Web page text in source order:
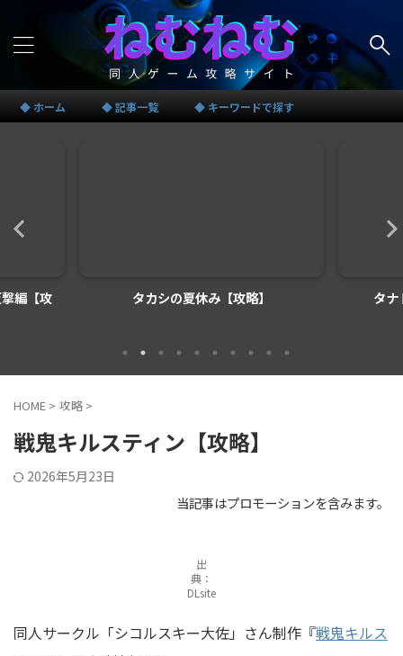
◆ ホーム ◆ 記事一覧 ◆ キーワードで探す
タナトス-Thanatos-【攻略】 【攻略
HOME > 攻略 >
戦鬼キルスティン【攻略】
2026年5月23日
当記事はプロモーションを含みます。
出
典：
DLsite
同人サークル「シコルスキー大佐」さん制作『戦鬼キルス